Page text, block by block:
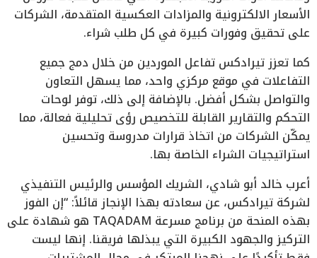
الأسعار الالكترونية والمزادات العكسية المتقدمة، الشركات
على تحقيق وفورات كبيرة في كل طلب شراء.
كما تعزز تيرادكس تفاعل الموردين من خلال دمج جميع
التفاعلات في موقع مركزي واحد، مما يسهل التعاون
والتواصل بشكل أفضل. بالإضافة إلى ذلك، توفر لوحات
التحكم والتقارير القابلة للتخصيص رؤى تحليلية فعالة، مما
يمكّن الشركات من اتخاذ قرارات مدروسة وتحسين
استراتيجيات الشراء الخاصة بها.
أعرب خالد أبو شادي، الشريك المؤسس والرئيس التنفيذي
لشركة تيرادكس، عن سعادته بهذا الإنجاز قائلاً: “إن الفوز
بهذه المنحة من برنامج مسرعة TAQADAM هو شهادة على
التركيز والجهود الكبيرة التي يبذلها فريقنا. إنها ليست